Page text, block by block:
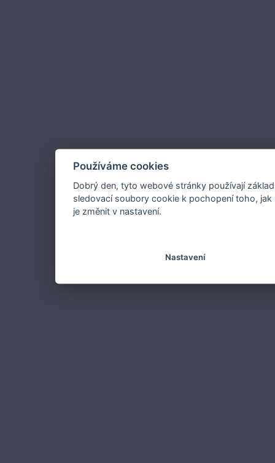
Používáme cookies
Dobrý den, tyto webové stránky používají
sledovací soubory cookie k pochopení toho,
je změnit v nastavení.
Nastavení